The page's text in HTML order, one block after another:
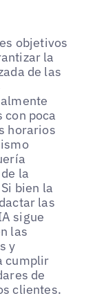
objetivos
la
de las
con poca
horarios
la
bien la
las
sigue
las
y
cumplir
de
clientes.